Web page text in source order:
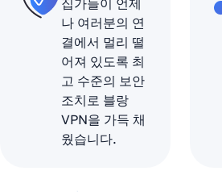
나 여러분의 연
결에서 멀리 떨
어져 있도록 최
고 수준의 보안
조치로 블랑
VPN을 가득 채
웠습니다.